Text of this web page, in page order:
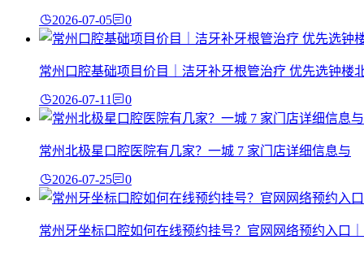
2026-07-05 0
常州口腔基础项目价目｜洁牙补牙根管治疗 优先选钟楼
2026-07-11 0
常州北极星口腔医院有几家？一城 7 家门店详细信息与
2026-07-25 0
常州牙坐标口腔如何在线预约挂号？官网网络预约入口